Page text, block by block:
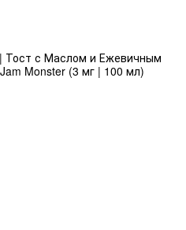
Тост с Маслом и Ежевичным
Monster (3 мг | 100 мл)